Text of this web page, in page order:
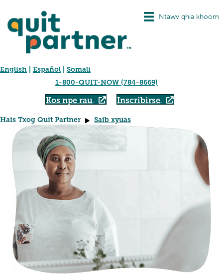
Ntawv qhia khoom
English Español
Somali
1-800-QUIT-NOW (784-8669)
Kos npe rau Inscribirse
Hais Txog Quit Partner Saib xyuas